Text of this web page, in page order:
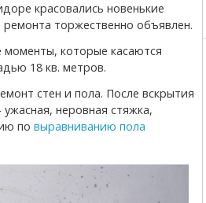
красовались новенькие
торжественно объявлен.
18 кв. метров.
неровная стяжка,
по выравниванию пола